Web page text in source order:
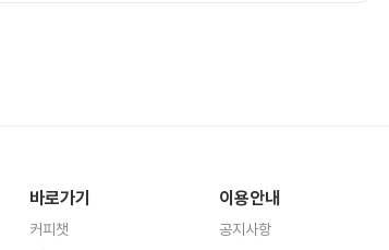
바로가기
커피챗
이용안내
공지사항